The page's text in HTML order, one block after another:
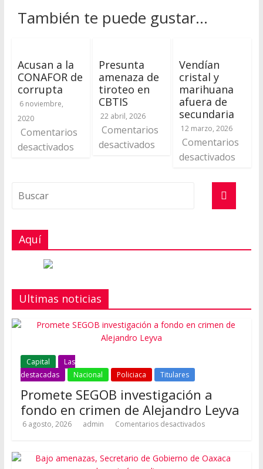
También te puede gustar...
Acusan a la
CONAFOR de
corrupta
6 noviembre,
2020
Comentarios
desactivados
Presunta
amenaza de
tiroteo en
CBTIS
22 abril, 2026
Comentarios
desactivados
Vendían
cristal y
marihuana
afuera de
secundaria
12 marzo, 2026
Comentarios
desactivados
Aquí
Ultimas noticias
Capital
Las
destacadas
Nacional Policiaca Titulares
Promete SEGOB investigación a
fondo en crimen de Alejandro Leyva
6 agosto, 2026 admin Comentarios desactivados